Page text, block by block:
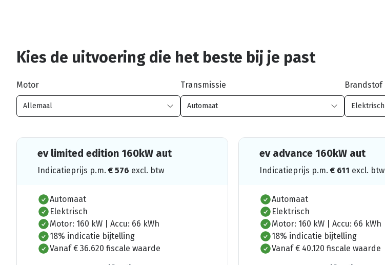
Kies de uitvoering die het beste bij je past
Motor Transmissie Brandstof
ev limited edition 160kW aut
Indicatieprijs p.m.€ 576 excl. btw
Automaat
Elektrisch
Motor: 160 kW | Accu: 66 kWh
18% indicatie bijtelling
Vanaf € 36.620 fiscale waarde
ev advance 160kW aut
Indicatieprijs p.m.€ 611 excl. btw
Automaat
Elektrisch
Motor: 160 kW | Accu: 66 kWh
18% indicatie bijtelling
Vanaf € 40.120 fiscale waarde